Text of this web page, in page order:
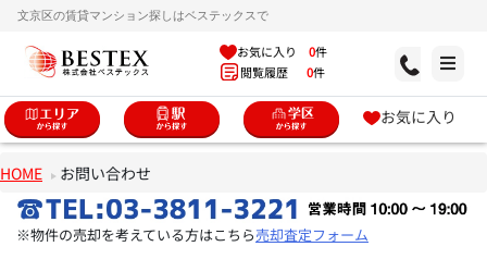
文京区の賃貸マンション探しはベステックスで
お気に入り 0件
閲覧履歴 0件
お気に入り
HOME お問い合わせ
※物件の売却を考えている方はこちら売却査定フォーム